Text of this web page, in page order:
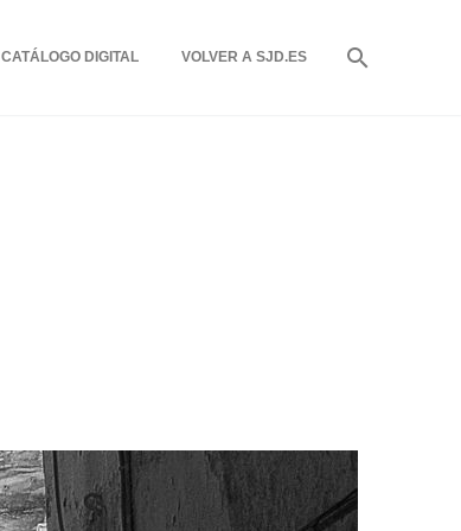
CATÁLOGO DIGITAL VOLVER A SJD.ES